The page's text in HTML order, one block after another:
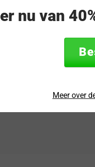
wanneer je jouw
deze Tudia hoes wordt
Pixel 9 / Pixel 9 Pro
markt is. OnePlus-
Je krijgt op deze
nu van
Meer over